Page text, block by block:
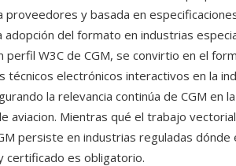
y basada en
del formato en industrias
perfil W3C de CGM, se convirtio en el
técnicos electrónicos interactivos en la
la relevancia continúa de CGM en la
aviacion. Mientras qué el trabajo
persiste en industrias reguladas
certificado es obligatorio.